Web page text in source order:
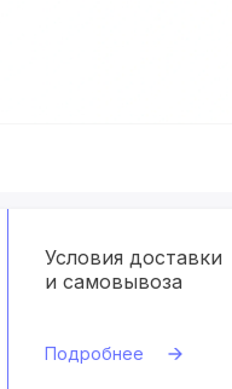
Условия доставки
и самовывоза
Подробнее